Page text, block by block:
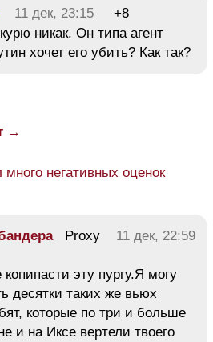
11 дек, 23:15
+8
никак. Он типа агент
хочет его убить? Как так?
→
негативных оценок
Proxy
11 дек, 22:59
эту пургу.Я могу
десятки таких же вьюх
которые по три и больше
и на Иксе вертели твоего